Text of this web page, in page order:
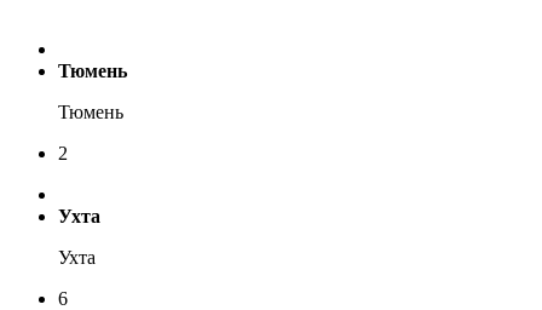
Тюмень
Тюмень
2
Ухта
Ухта
6